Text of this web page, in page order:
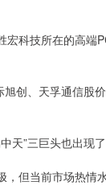
科技所在的高端
创、天孚通信股
天”三巨头也出现了
但当前市场热情